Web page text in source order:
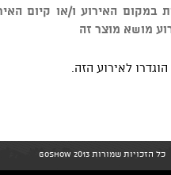
במקום האירוע ו/או קיום
מושא מוצר זה
לאירוע הזה.
כל הזכויות שמורות GoShow 2013